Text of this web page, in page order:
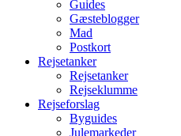
Guides
Gæsteblogger
Mad
Postkort
Rejsetanker
Rejsetanker
Rejseklumme
Rejseforslag
Byguides
Julemarkeder